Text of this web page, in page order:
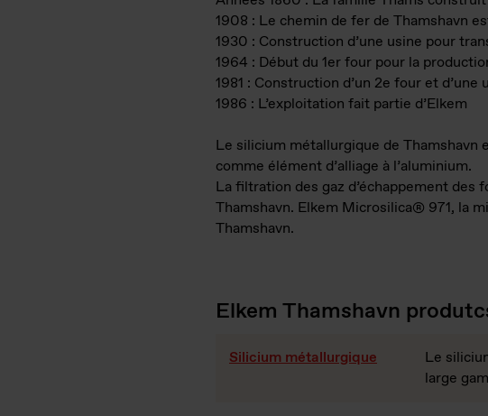
1908 : Le chemin de fer de Thamshavn
1930 : Construction d’une usine pour
1964 : Début du 1er four pour la
1981 : Construction d’un 2e four et
1986 : L’exploitation fait partie d’Elkem
Le silicium métallurgique de Thamshavn
comme élément d’alliage à l’aluminium.
La filtration des gaz d’échappement des
Thamshavn. Elkem Microsilica® 971, la
Thamshavn.
Elkem Thamshavn
Silicium métallurgique
Le
large